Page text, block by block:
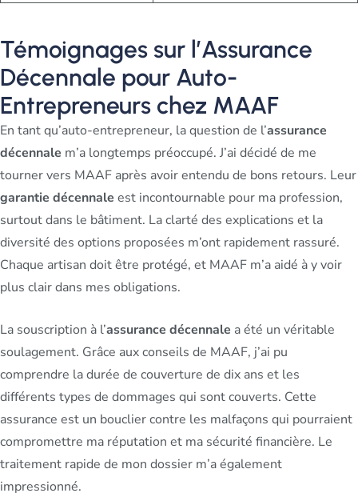
Témoignages sur l’Assurance
Décennale pour Auto-
Entrepreneurs chez MAAF
En tant qu’auto-entrepreneur, la question de l’assurance
décennale m’a longtemps préoccupé. J’ai décidé de me
tourner vers MAAF après avoir entendu de bons retours. Leur
garantie décennale est incontournable pour ma profession,
surtout dans le bâtiment. La clarté des explications et la
diversité des options proposées m’ont rapidement rassuré.
Chaque artisan doit être protégé, et MAAF m’a aidé à y voir
plus clair dans mes obligations.
La souscription à l’assurance décennale a été un véritable
soulagement. Grâce aux conseils de MAAF, j’ai pu
comprendre la durée de couverture de dix ans et les
différents types de dommages qui sont couverts. Cette
assurance est un bouclier contre les malfaçons qui pourraient
compromettre ma réputation et ma sécurité financière. Le
traitement rapide de mon dossier m’a également
impressionné.